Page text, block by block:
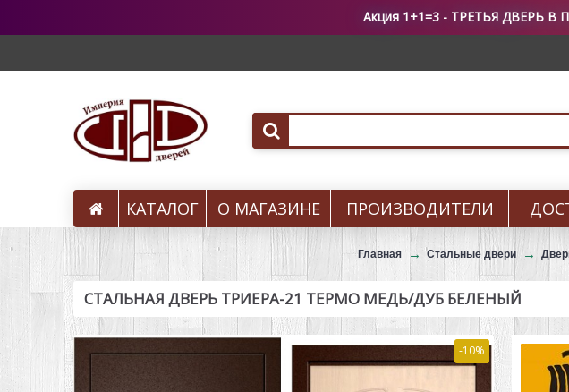
Акция 1+1=3 - ТРЕТЬЯ ДВЕРЬ В
КАТАЛОГ О МАГАЗИНЕ ПРОИЗВОДИТЕЛИ
Вызов на замер
Главная Стальные двери
СТАЛЬНАЯ ДВЕРЬ ТРИЕРА-21 ТЕРМО МЕДЬ/ДУБ БЕЛЕНЫЙ
-10%